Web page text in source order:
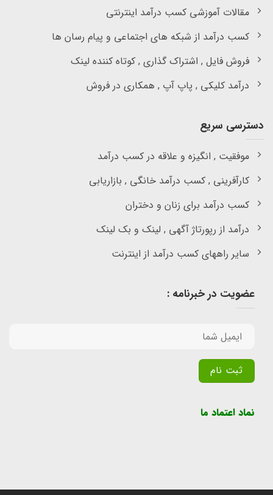
مقالات آموزشی کسب درآمد اینترنتی
کسب درآمد از شبکه های اجتماعی و پیام رسان ها
فروش فایل , اشتراک گذاری , کوتاه کننده لینک
درآمد کلیکی , پاپ آپ , همکاری در فروش
دسترسی سریع
موفقیت , انگیزه و علاقه در کسب درآمد
کارآفرینی , کسب درآمد خانگی , بازاریابی
کسب درآمد برای زنان و دختران
درآمد از رپورتاژ آگهی , لینک و بک لینک
سایر راههای کسب درآمد از اینترنت
عضویت در خبرنامه :
نماد اعتماد ما